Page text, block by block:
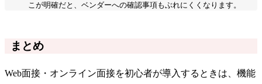
こが明確だと、ベンダーへの確認事項もぶれにくくなります。
まとめ
Web面接・オンライン面接を初心者が導入するときは、機能